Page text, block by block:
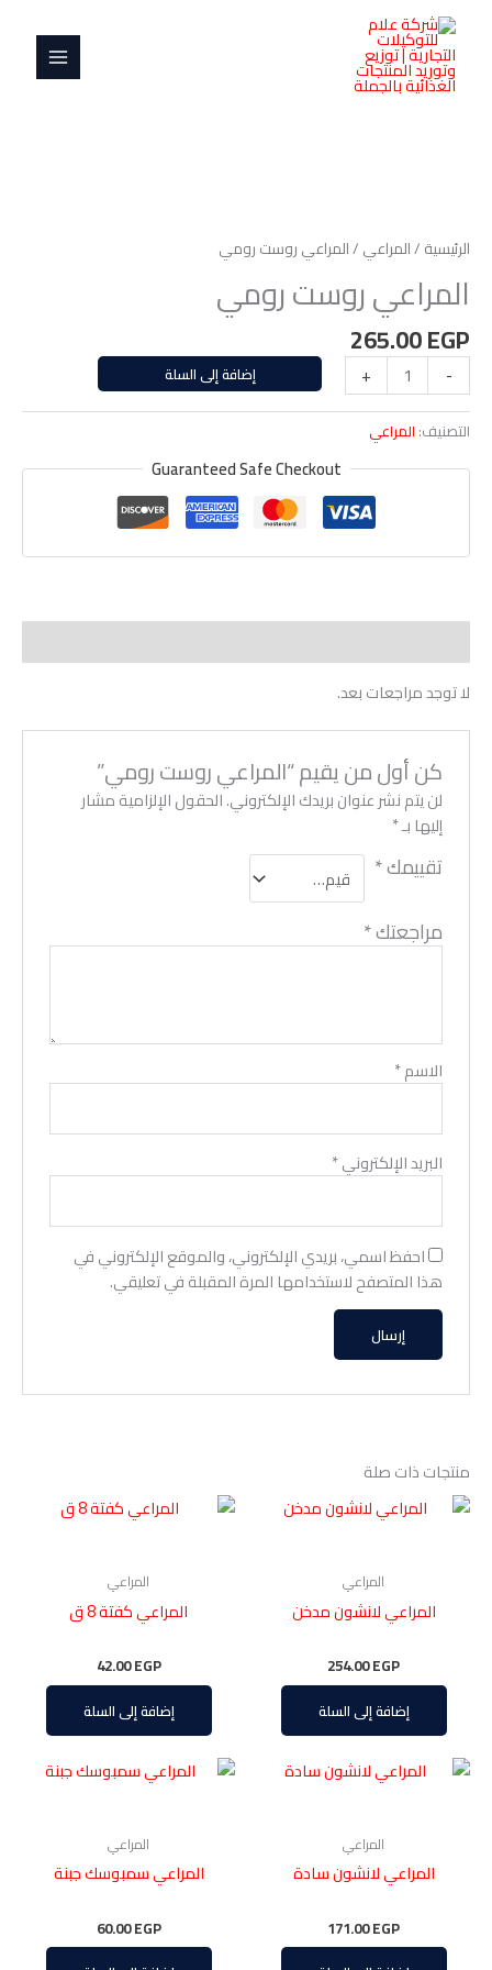
المحتوى
MENU
الرئيسية /المراعي / المراعي روست رومي
المراعي روست رومي
265.00EGP
-
روست
رومي
+ إضافة إلى السلة
التصنيف: المراعي
Guaranteed Safe Checkout
لا توجد مراجعات بعد.
كن أول من يقيم “المراعي روست رومي”
لن يتم نشر عنوان بريدك الإلكتروني.الحقول الإلزامية مشار
إليها بـ*
تقييمك*
مراجعتك*
الاسم*
البريد الإلكتروني*
احفظ اسمي، بريدي الإلكتروني، والموقع الإلكتروني في
هذا المتصفح لاستخدامها المرة المقبلة في تعليقي.
منتجات ذات صلة
المراعي
المراعي لانشون مدخن
254.00EGP
إضافة إلى السلة
المراعي
المراعي كفتة 8 ق
42.00EGP
إضافة إلى السلة
المراعي
المراعي لانشون سادة
171.00EGP
المراعي
المراعي سمبوسك جبنة
60.00EGP
رومي